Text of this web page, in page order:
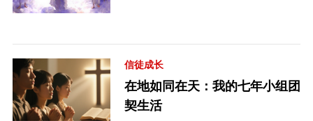
信徒成长
在地如同在天：我的七年小组团
契生活